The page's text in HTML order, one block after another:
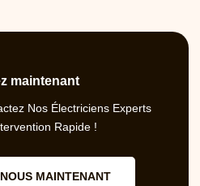
maintenant
Nos Électriciens Experts
Rapide !
MAINTENANT